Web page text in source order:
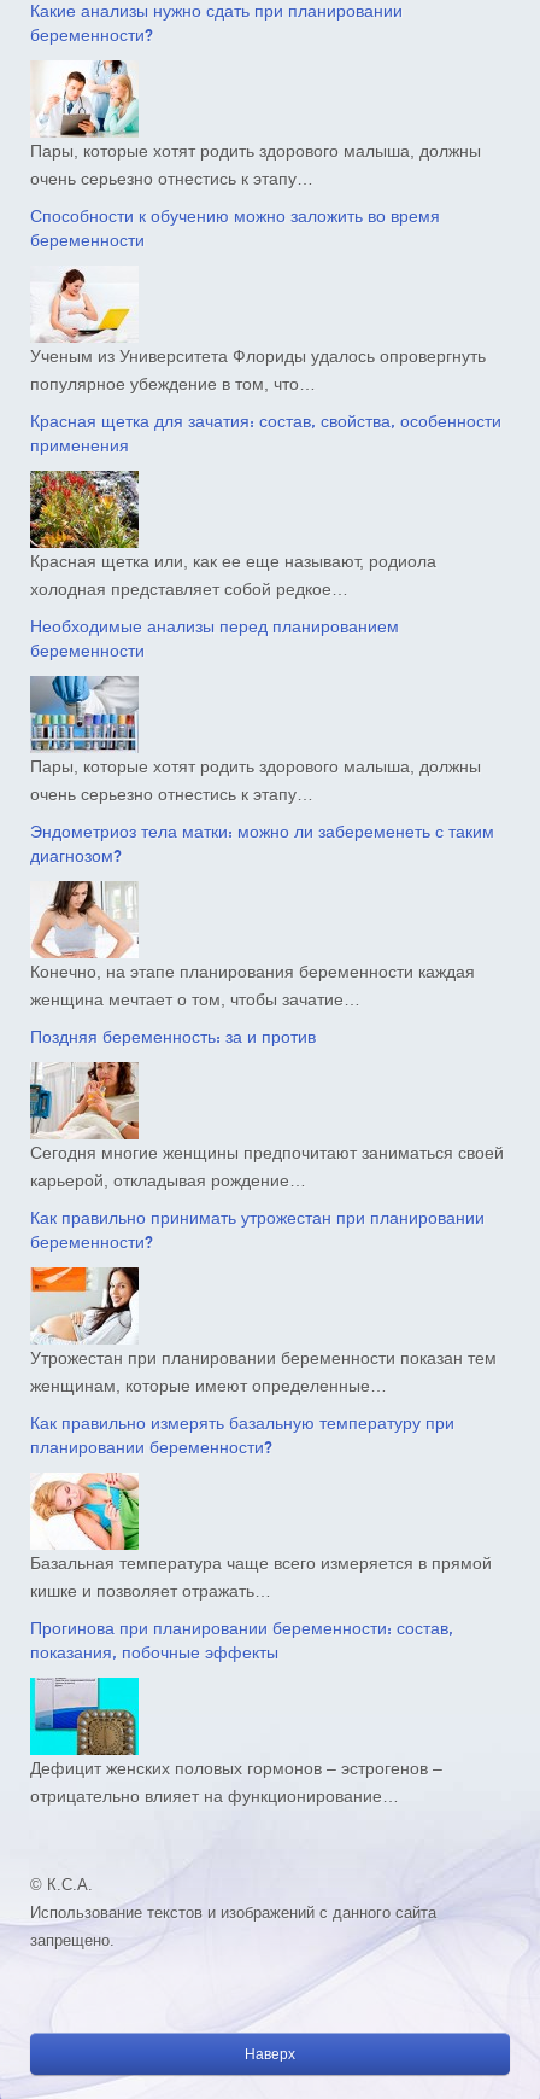
Какие анализы нужно сдать при планировании
беременности?
Пары, которые хотят родить здорового малыша, должны
очень серьезно отнестись к этапу…
Способности к обучению можно заложить во время
беременности
Ученым из Университета Флориды удалось опровергнуть
популярное убеждение в том, что…
Красная щетка для зачатия: состав, свойства, особенности
применения
Красная щетка или, как ее еще называют, родиола
холодная представляет собой редкое…
Необходимые анализы перед планированием
беременности
Пары, которые хотят родить здорового малыша, должны
очень серьезно отнестись к этапу…
Эндометриоз тела матки: можно ли забеременеть с таким
диагнозом?
Конечно, на этапе планирования беременности каждая
женщина мечтает о том, чтобы зачатие…
Поздняя беременность: за и против
Сегодня многие женщины предпочитают заниматься своей
карьерой, откладывая рождение…
Как правильно принимать утрожестан при планировании
беременности?
Утрожестан при планировании беременности показан тем
женщинам, которые имеют определенные…
Как правильно измерять базальную температуру при
планировании беременности?
Базальная температура чаще всего измеряется в прямой
кишке и позволяет отражать…
Прогинова при планировании беременности: состав,
показания, побочные эффекты
Дефицит женских половых гормонов – эстрогенов –
отрицательно влияет на функционирование…
© К.С.А.
Использование текстов и изображений с данного сайта
запрещено.
Наверх